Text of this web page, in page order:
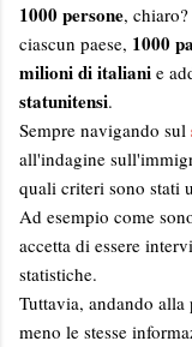
1000 persone,
ciascun paese, 1000
milioni di italiani e
statunitensi.
Sempre navigando sul
all'indagine
quali criteri sono stati
Ad esempio come
accetta di essere
statistiche.
Tuttavia, andando alla
meno le stesse